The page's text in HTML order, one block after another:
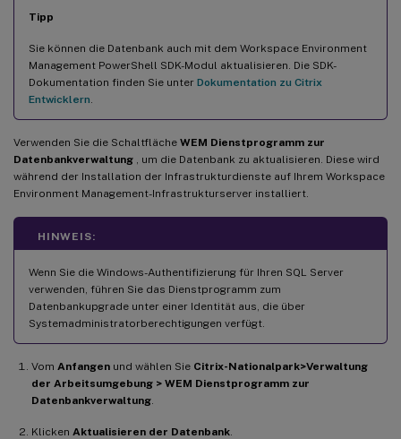
Tipp
Sie können die Datenbank auch mit dem Workspace Environment
Management PowerShell SDK-Modul aktualisieren. Die SDK-
Dokumentation finden Sie unter Dokumentation zu Citrix
Entwicklern
Verwenden Sie die Schaltfläche WEM Dienstprogramm zur
Datenbankverwaltung , um die Datenbank zu aktualisieren. Diese wird
während der Installation der Infrastrukturdienste auf Ihrem Workspace
Environment Management-Infrastrukturserver installiert.
HINWEIS:
Wenn Sie die Windows-Authentifizierung für Ihren SQL Server
verwenden, führen Sie das Dienstprogramm zum
Datenbankupgrade unter einer Identität aus, die über
Systemadministratorberechtigungen verfügt.
Vom Anfangen und wählen Sie Citrix-Nationalpark>Verwaltung
der Arbeitsumgebung > WEM Dienstprogramm zur
Datenbankverwaltung
Klicken Aktualisieren der Datenbank